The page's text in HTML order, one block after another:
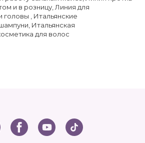
и в розницу Линия для
головы
Итальянские
Итальянская
для волос